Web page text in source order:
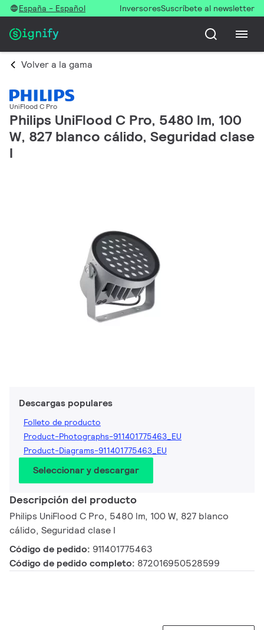
España - Español InversoresSuscríbete al newsletter
Volver a la gama
UniFlood C Pro
Philips UniFlood C Pro, 5480 lm, 100
W, 827 blanco cálido, Seguridad clase
I
Descargas populares
Folleto de producto
Product-Photographs-911401775463_EU
Product-Diagrams-911401775463_EU
Seleccionar y descargar
Descripción del producto
Philips UniFlood C Pro, 5480 lm, 100 W, 827 blanco
cálido, Seguridad clase I
Código de pedido: 911401775463
Código de pedido completo: 872016950528599